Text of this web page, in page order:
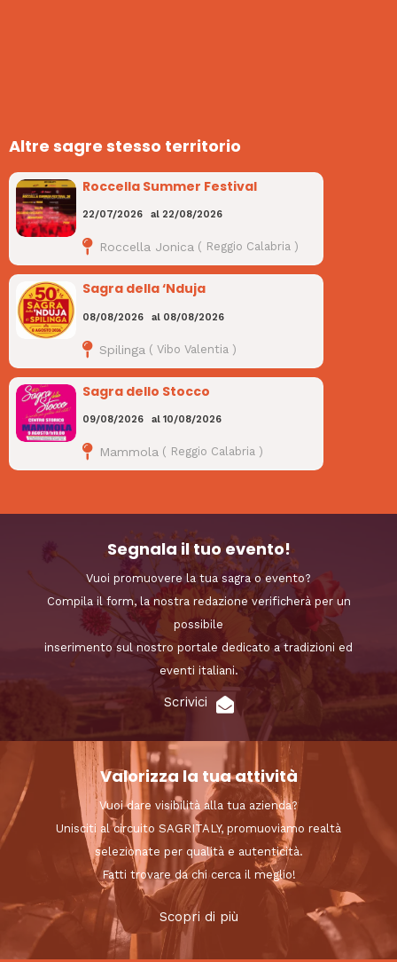
Altre sagre stesso territorio
Roccella Summer Festival
22/07/2026 al 22/08/2026
Roccella Jonica ( Reggio Calabria )
Sagra della ‘Nduja
08/08/2026 al 08/08/2026
Spilinga (Vibo Valentia )
Sagra dello Stocco
09/08/2026 al10/08/2026
Mammola ( Reggio Calabria )
Segnala il tuo evento!
Vuoi promuovere la tua sagra o evento?
Compila il form, la nostra redazione verificherà per un
possibile
inserimento sul nostro portale dedicato a tradizioni ed
eventi italiani.
Scrivici
Valorizza la tua attività
Vuoi dare visibilità alla tua azienda?
Unisciti al circuito SAGRITALY, promuoviamo realtà
selezionate per qualità e autenticità.
Fatti trovare da chi cerca il meglio!
Scopri di più